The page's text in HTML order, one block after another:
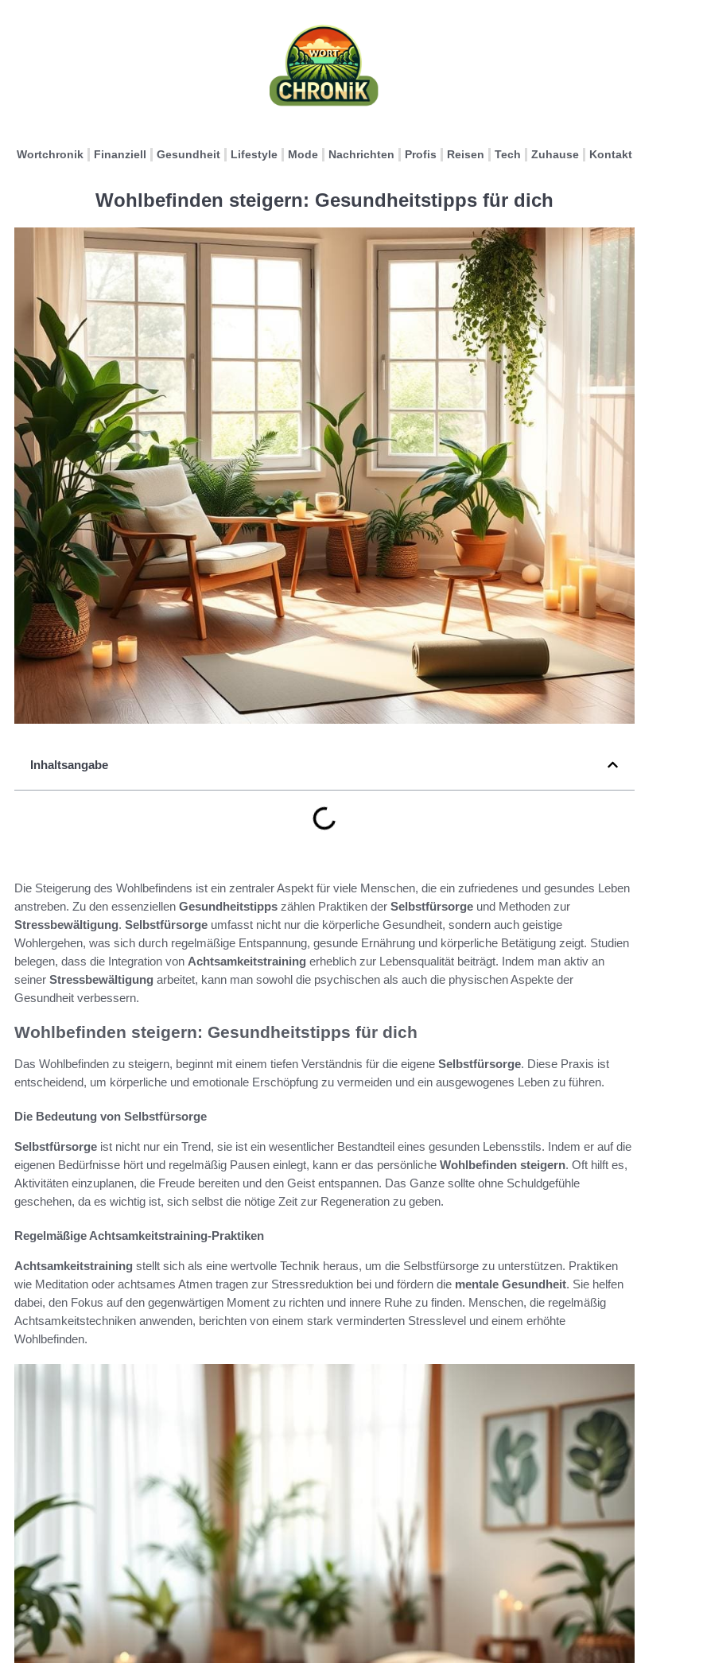
Wortchronik Finanziell Gesundheit Lifestyle Mode Nachrichten Profis Reisen Tech Zuhause Kontakt
Wohlbefinden steigern: Gesundheitstipps für dich
Inhaltsangabe
Die Steigerung des Wohlbefindens ist ein zentraler Aspekt für viele Menschen, die ein zufriedenes und gesundes Leben
anstreben. Zu den essenziellen Gesundheitstipps zählen Praktiken der Selbstfürsorge und Methoden zur
Stressbewältigung. Selbstfürsorge umfasst nicht nur die körperliche Gesundheit, sondern auch geistige
Wohlergehen, was sich durch regelmäßige Entspannung, gesunde Ernährung und körperliche Betätigung zeigt. Studien
belegen, dass die Integration von Achtsamkeitstraining erheblich zur Lebensqualität beiträgt. Indem man aktiv an
seiner Stressbewältigung arbeitet, kann man sowohl die psychischen als auch die physischen Aspekte der
Gesundheit verbessern.
Wohlbefinden steigern: Gesundheitstipps für dich
Das Wohlbefinden zu steigern, beginnt mit einem tiefen Verständnis für die eigene Selbstfürsorge. Diese Praxis ist
entscheidend, um körperliche und emotionale Erschöpfung zu vermeiden und ein ausgewogenes Leben zu führen.
Die Bedeutung von Selbstfürsorge
Selbstfürsorge ist nicht nur ein Trend, sie ist ein wesentlicher Bestandteil eines gesunden Lebensstils. Indem er auf die
eigenen Bedürfnisse hört und regelmäßig Pausen einlegt, kann er das persönliche Wohlbefinden steigern. Oft hilft es,
Aktivitäten einzuplanen, die Freude bereiten und den Geist entspannen. Das Ganze sollte ohne Schuldgefühle
geschehen, da es wichtig ist, sich selbst die nötige Zeit zur Regeneration zu geben.
Regelmäßige Achtsamkeitstraining-Praktiken
Achtsamkeitstraining stellt sich als eine wertvolle Technik heraus, um die Selbstfürsorge zu unterstützen. Praktiken
wie Meditation oder achtsames Atmen tragen zur Stressreduktion bei und fördern die mentale Gesundheit. Sie helfen
dabei, den Fokus auf den gegenwärtigen Moment zu richten und innere Ruhe zu finden. Menschen, die regelmäßig
Achtsamkeitstechniken anwenden, berichten von einem stark verminderten Stresslevel und einem erhöhte
Wohlbefinden.